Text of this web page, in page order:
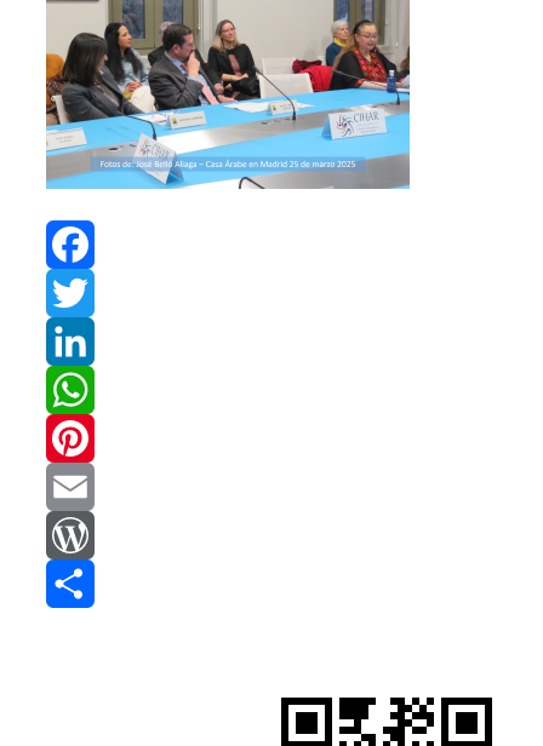
Facebook
Twitter
LinkedIn
WhatsApp
Pinterest
Email
WordPress